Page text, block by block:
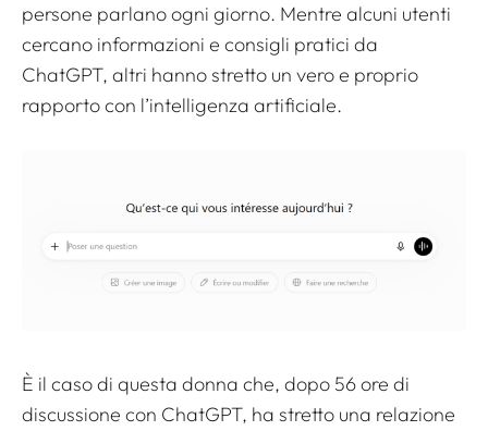
persone parlano ogni giorno. Mentre alcuni utenti
cercano informazioni e consigli pratici da
ChatGPT, altri hanno stretto un vero e proprio
rapporto con l’intelligenza artificiale.
È il caso di questa donna che, dopo 56 ore di
discussione con ChatGPT, ha stretto una relazione